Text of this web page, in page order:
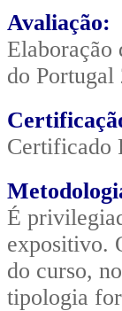
Avaliação:
Elaboração
do Portugal
Certificado
É
expositivo.
do curso,
tipologia